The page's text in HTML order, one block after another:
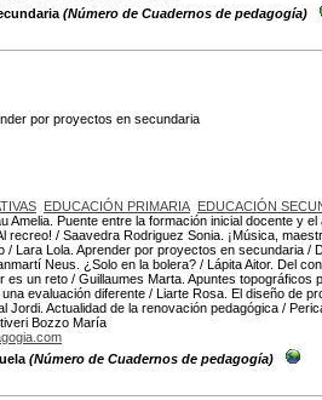
(Número de Cuadernos de pedagogía)
por proyectos en secundaria
EDUCACIÓN PRIMARIA EDUCACIÓN
Amelia. Puente entre la formación inicial docente y
recreo! / Saavedra Rodriguez Sonia. ¡Música,
/ Lara Lola. Aprender por proyectos en secundaria /
Neus. ¿Solo en la bolera? / Lápita Aitor. Del
es un reto / Guillaumes Marta. Apuntes topográficos
evaluación diferente / Liarte Rosa. El diseño de
Jordi. Actualidad de la renovación pedagógica /
Bozzo María
(Número de Cuadernos de pedagogía)